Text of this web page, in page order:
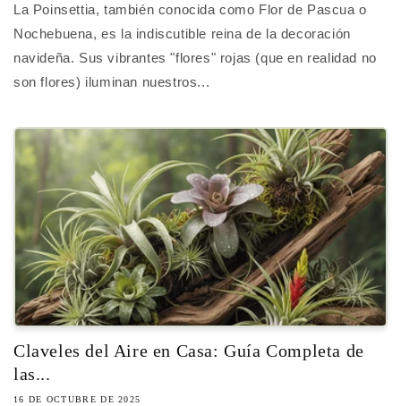
La Poinsettia, también conocida como Flor de Pascua o
Nochebuena, es la indiscutible reina de la decoración
navideña. Sus vibrantes "flores" rojas (que en realidad no
son flores) iluminan nuestros...
Claveles del Aire en Casa: Guía Completa de
las...
16 DE OCTUBRE DE 2025